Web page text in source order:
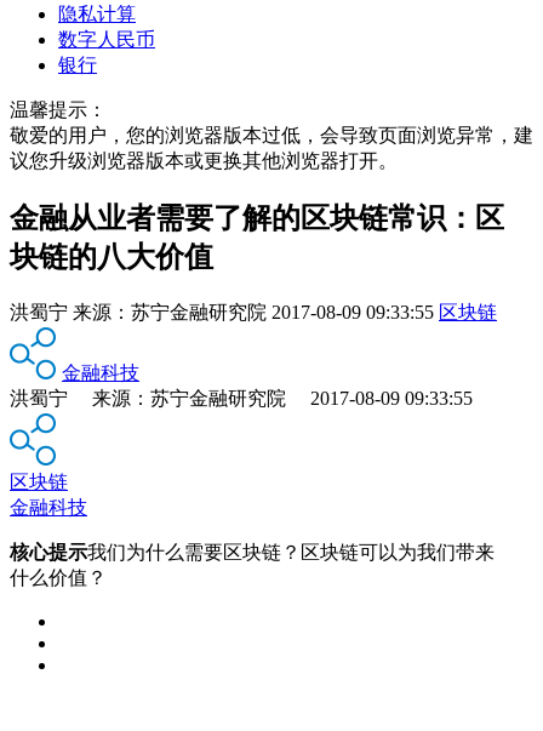
隐私计算
数字人民币
银行
温馨提示：
敬爱的用户，您的浏览器版本过低，会导致页面浏览异常，建
议您升级浏览器版本或更换其他浏览器打开。
金融从业者需要了解的区块链常识：区
块链的八大价值
洪蜀宁 来源： 苏宁金融研究院 2017-08-09 09:33:55 区块链
金融科技
洪蜀宁 来源：苏宁金融研究院 2017-08-09 09:33:55
区块链
金融科技
核心提示我们为什么需要区块链？区块链可以为我们带来
什么价值？